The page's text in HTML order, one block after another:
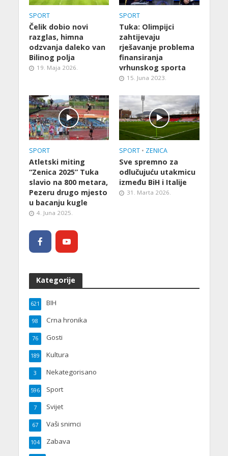
SPORT
Čelik dobio novi
razglas, himna
odzvanja daleko van
Bilinog polja
19. Maja 2026.
SPORT
Tuka: Olimpijci
zahtijevaju
rješavanje problema
finansiranja
vrhunskog sporta
15. Juna 2023.
SPORT
Atletski miting
“Zenica 2025” Tuka
slavio na 800 metara,
Pezeru drugo mjesto
u bacanju kugle
4. Juna 2025.
SPORT • ZENICA
Sve spremno za
odlučujuću utakmicu
između BiH i Italije
31. Marta 2026.
Kategorije
BIH
621
Crna hronika
98
Gosti
76
Kultura
189
Nekategorisano
3
Sport
596
Svijet
7
Vaši snimci
67
Zabava
104